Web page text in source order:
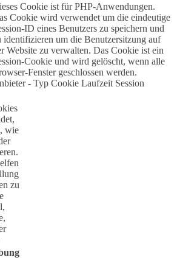
Cookie ist für PHP-Anwendungen.
Cookie wird verwendet um die eindeutige
ID eines Benutzers zu speichern und
identifizieren um die Benutzersitzung auf
Website zu verwalten. Das Cookie ist ein
Cookie und wird gelöscht, wenn alle
Fenster geschlossen werden.
- Typ Cookie Laufzeit Session
wie
zu